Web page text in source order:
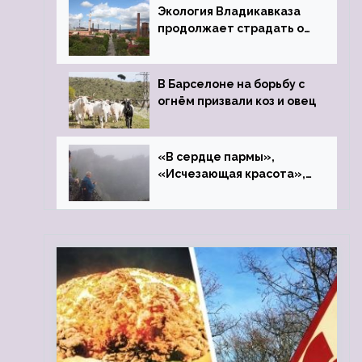
Экология Владикавказа
продолжает страдать от
завода
В Барселоне на борьбу с
огнём призвали коз и овец
«В сердце пармы»,
«Исчезающая красота»,